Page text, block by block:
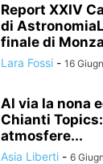
Report XXIV
di
finale di
Lara Fossi - 16
Al via la nona
Chianti
atmosfere...
Asia Liberti - 6